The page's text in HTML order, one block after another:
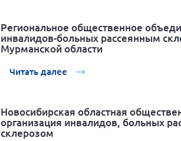
Региональное общественное
инвалидов-больных рассеянным
Мурманской области
Читать далее
Новосибирская областная
организация инвалидов, больных
склерозом